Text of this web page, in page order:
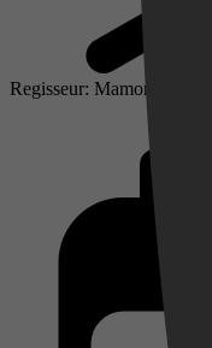
Regisseur: Mamoru Oshii